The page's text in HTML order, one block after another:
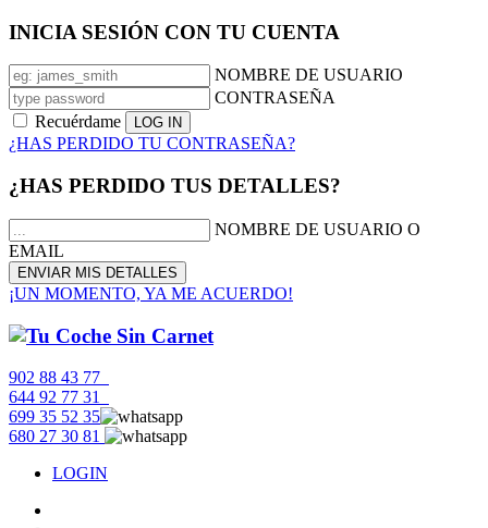
INICIA SESIÓN CON TU CUENTA
NOMBRE DE USUARIO
CONTRASEÑA
Recuérdame
¿HAS PERDIDO TU CONTRASEÑA?
¿HAS PERDIDO TUS DETALLES?
NOMBRE DE USUARIO O
EMAIL
¡UN MOMENTO, YA ME ACUERDO!
902 88 43 77
644 92 77 31
699 35 52 35
680 27 30 81
LOGIN